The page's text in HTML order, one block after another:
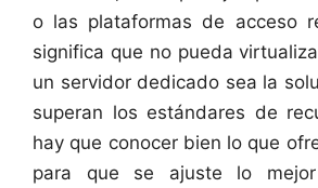
o las plataformas de acceso
significa que no pueda
un servidor dedicado sea la
superan los estándares de
hay que conocer bien lo que
para que se ajuste lo